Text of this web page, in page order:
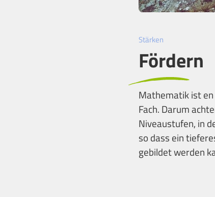
Stärken
Fördern
Mathematik ist
Fach. Darum
Niveaustufen, in
so dass ein
gebildet werden